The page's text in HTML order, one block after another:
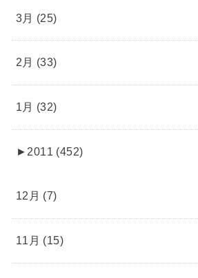
3月 (25)
2月 (33)
1月 (32)
► 2011 (452)
12月 (7)
11月 (15)